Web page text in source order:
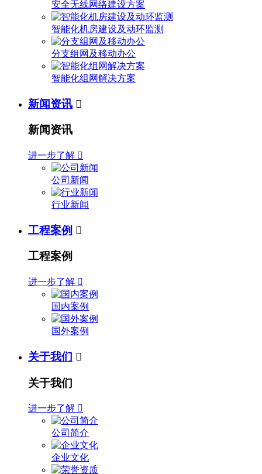
安全无线网络建设方案
智能化机房建设及动环监测
分支组网及移动办公
智能化组网解决方案
新闻资讯 
新闻资讯
进一步了解 
公司新闻
行业新闻
工程案例 
工程案例
进一步了解 
国内案例
国外案例
关于我们 
关于我们
进一步了解 
公司简介
企业文化